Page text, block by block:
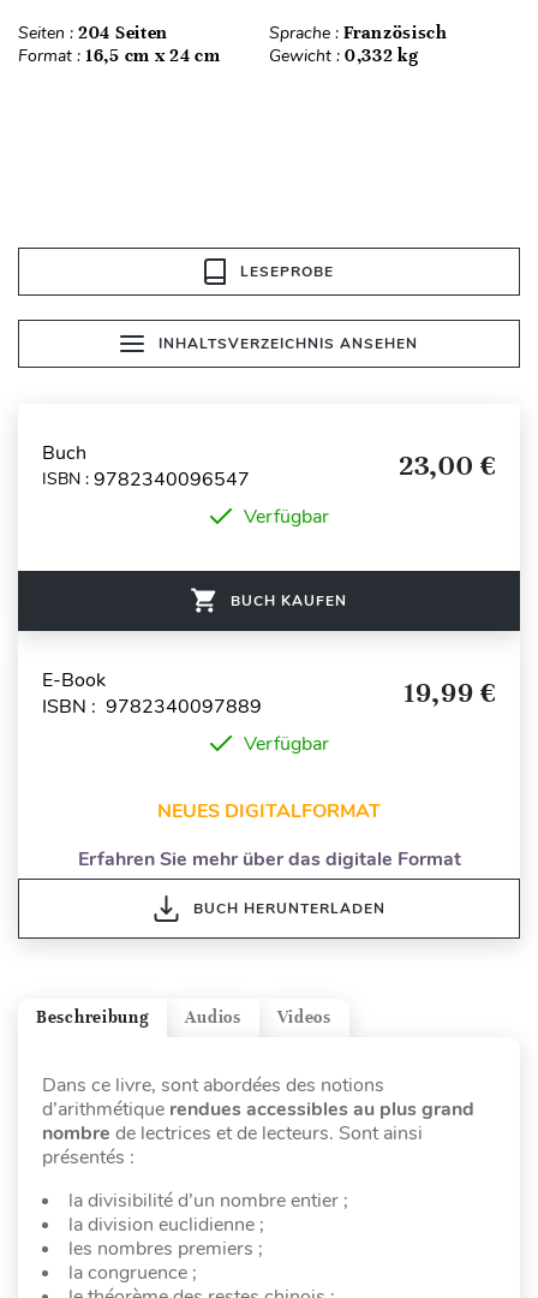
Seiten : 204 Seiten Sprache : Französisch
Format : 16,5 cm x 24 cm Gewicht : 0,332 kg
LESEPROBE
INHALTSVERZEICHNIS ANSEHEN
Buch
ISBN : 9782340096547 23,00 €
Verfügbar
BUCH KAUFEN
E-Book
ISBN : 9782340097889
19,99 €
Verfügbar
NEUES DIGITALFORMAT
Erfahren Sie mehr über das digitale Format
BUCH HERUNTERLADEN
Videos
Audios
Beschreibung
Dans ce livre, sont abordées des notions
d’arithmétique rendues accessibles au plus grand
nombre de lectrices et de lecteurs. Sont ainsi
présentés :
la divisibilité d’un nombre entier ;
la division euclidienne ;
les nombres premiers ;
la congruence ;